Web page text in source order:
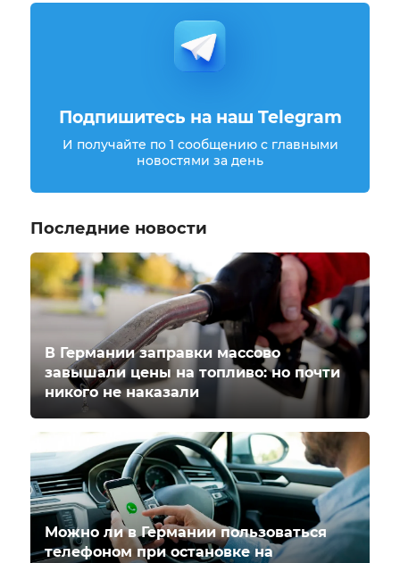
Подпишитесь на наш Telegram
И получайте по 1 сообщению с главными
новостями за день
Последние новости
В Германии заправки массово
завышали цены на топливо: но почти
никого не наказали
Можно ли в Германии пользоваться
телефоном при остановке на